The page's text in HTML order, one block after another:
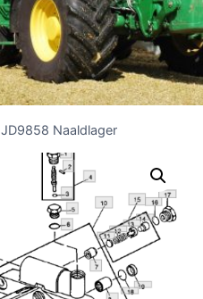
JD9858 Naaldlager